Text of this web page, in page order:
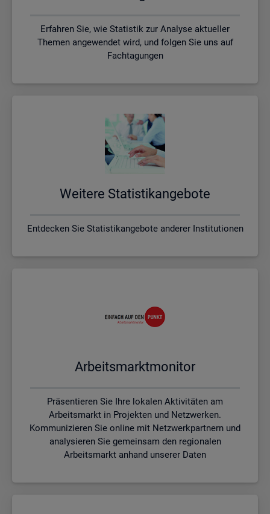
Erfahren Sie, wie Statistik zur Analyse aktueller
Themen angewendet wird, und folgen Sie uns auf
Fachtagungen
Wei­te­re Sta­tis­tik­an­ge­bo­te
Entdecken Sie Statistikangebote anderer Institutionen
Ar­beits­markt­mo­ni­tor
Präsentieren Sie Ihre lokalen Aktivitäten am
Arbeitsmarkt in Projekten und Netzwerken.
Kommunizieren Sie online mit Netzwerkpartnern und
analysieren Sie gemeinsam den regionalen
Arbeitsmarkt anhand unserer Daten